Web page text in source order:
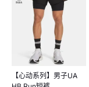
【心动系列】男子UA